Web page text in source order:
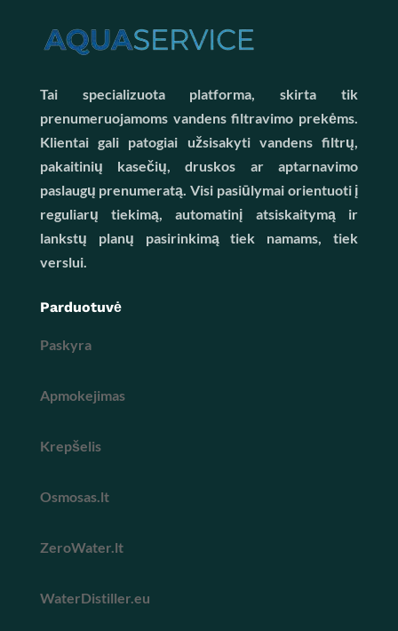
Tai specializuota platforma, skirta tik
prenumeruojamoms vandens filtravimo prekėms.
Klientai gali patogiai užsisakyti vandens filtrų,
pakaitinių kasečių, druskos ar aptarnavimo
paslaugų prenumeratą. Visi pasiūlymai orientuoti į
reguliarų tiekimą, automatinį atsiskaitymą ir
lankstų planų pasirinkimą tiek namams, tiek
verslui.
Parduotuvė
Paskyra
Apmokejimas
Krepšelis
Osmosas.lt
ZeroWater.lt
WaterDistiller.eu